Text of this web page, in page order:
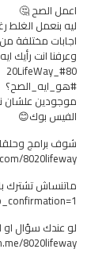
اعمل الصح 🤔
ليه بنعمل الغلط
اجابات مختلفة
وعرفنا انت رأيك
#80_20LifeWay
#هو_ايه_الصح؟
موجودين علشان
الفيس بوك😊
شوف برامج
8020lifeway
ماتنساش تشترك
لو عندك سؤال او
8020lifeway